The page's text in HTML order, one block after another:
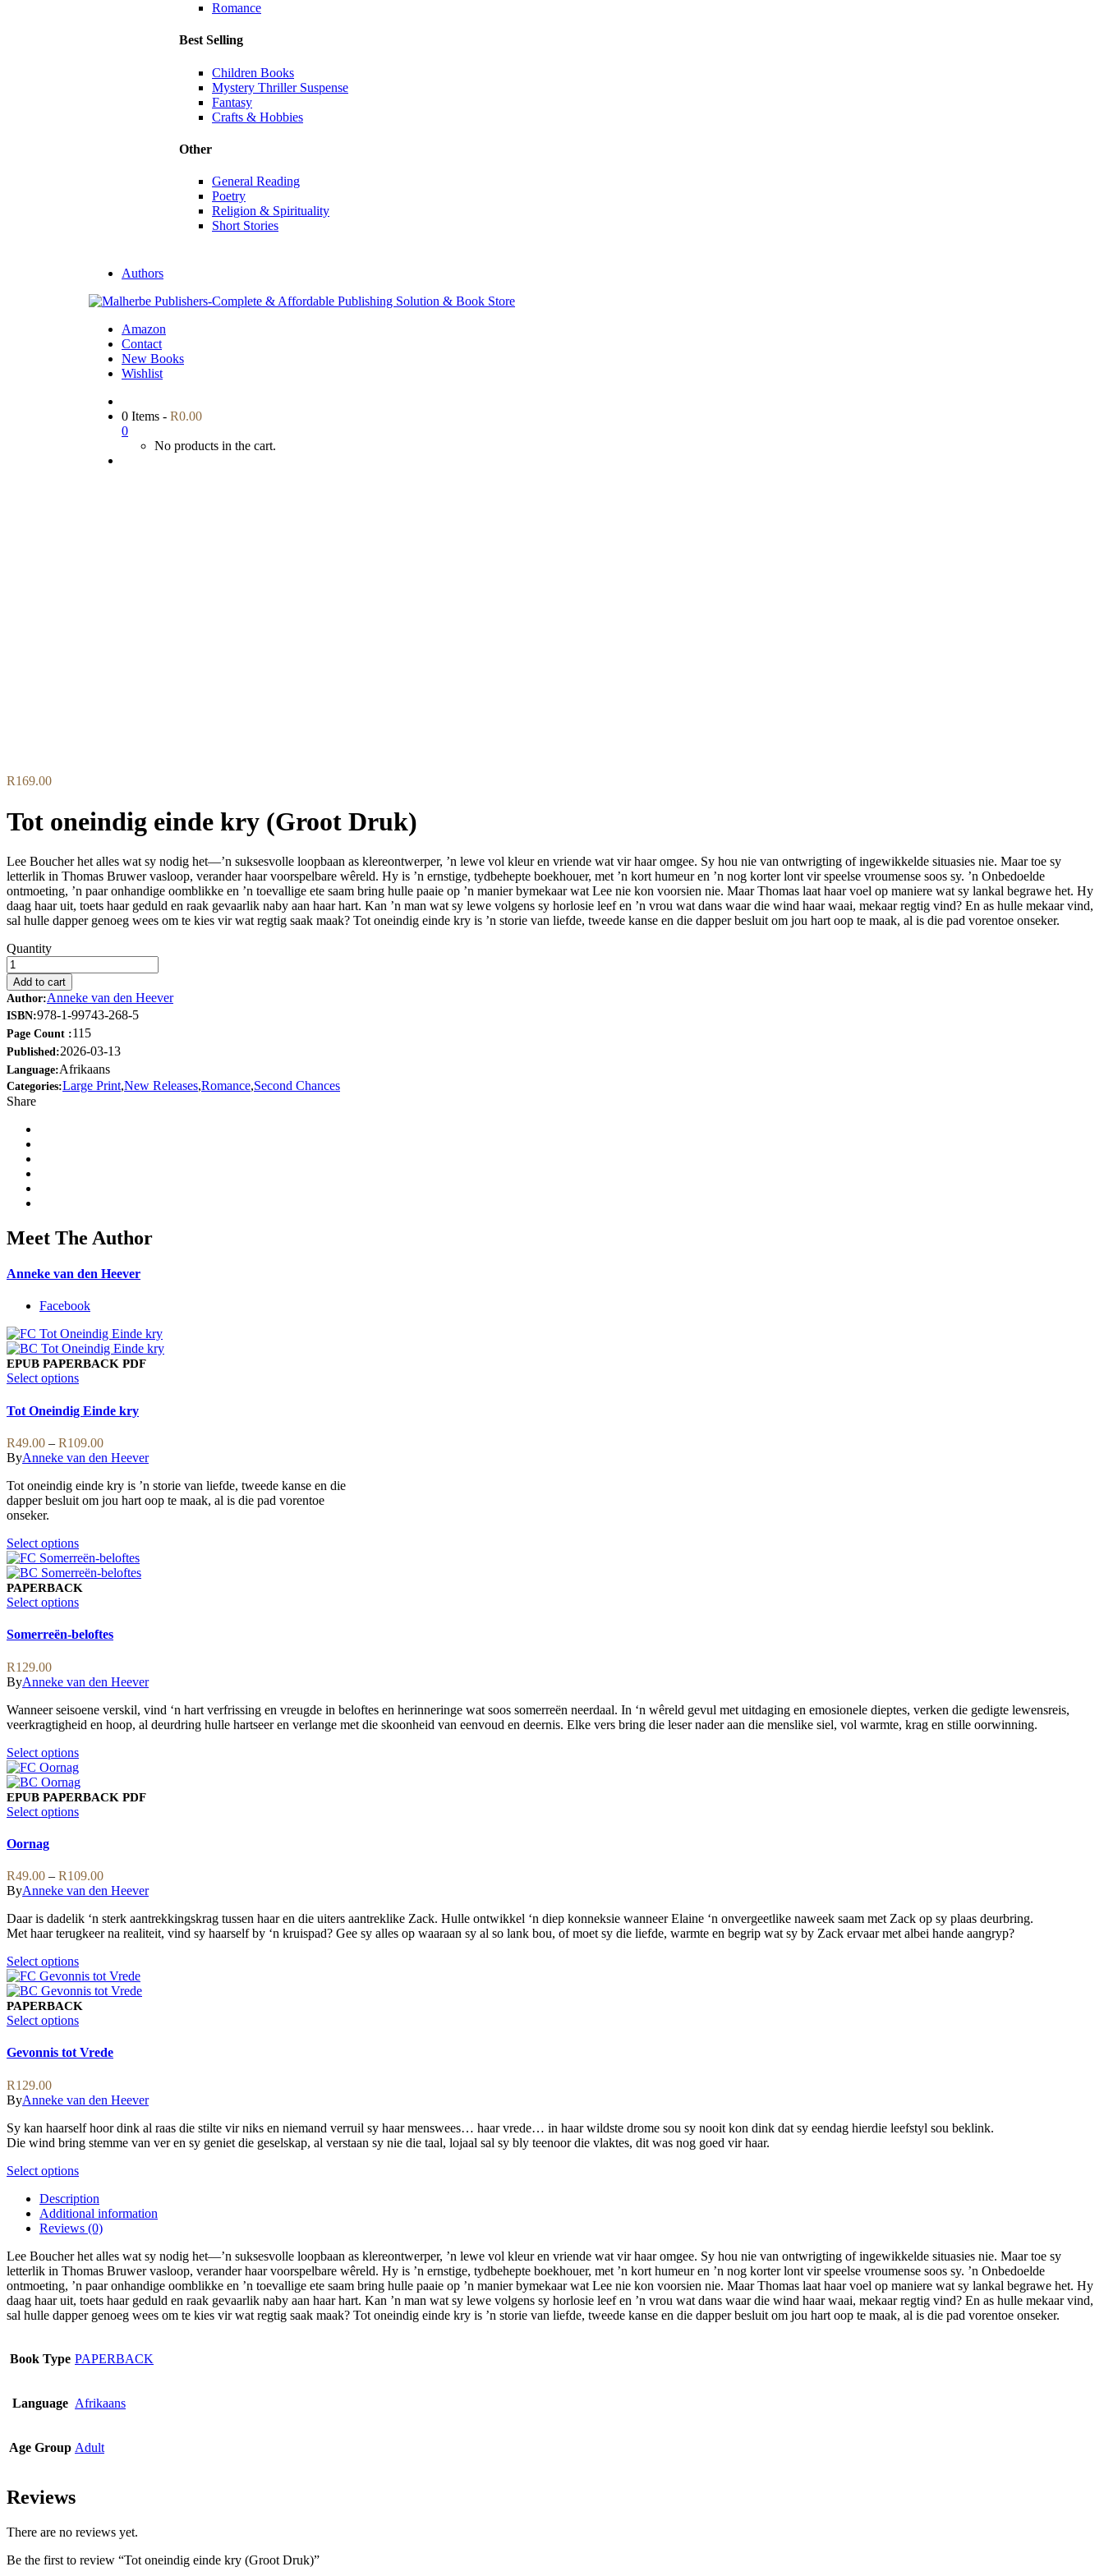
Romance
Best Selling
Children Books
Mystery Thriller Suspense
Fantasy
Crafts & Hobbies
Other
General Reading
Poetry
Religion & Spirituality
Short Stories
Authors
Amazon
Contact
New Books
Wishlist
0 Items - R0.00
0
No products in the cart.
R169.00
Tot oneindig einde kry (Groot Druk)
Lee Boucher het alles wat sy nodig het—’n suksesvolle loopbaan as klereontwerper, ’n lewe vol kleur en vriende wat vir haar omgee. Sy hou nie van ontwrigting of ingewikkelde situasies nie. Maar toe sy
letterlik in Thomas Bruwer vasloop, verander haar voorspelbare wêreld. Hy is ’n ernstige, tydbehepte boekhouer, met ’n kort humeur en ’n nog korter lont vir speelse vroumense soos sy. ’n Onbedoelde
ontmoeting, ’n paar onhandige oomblikke en ’n toevallige ete saam bring hulle paaie op ’n manier bymekaar wat Lee nie kon voorsien nie. Maar Thomas laat haar voel op maniere wat sy lankal begrawe het. Hy
daag haar uit, toets haar geduld en raak gevaarlik naby aan haar hart. Kan ’n man wat sy lewe volgens sy horlosie leef en ’n vrou wat dans waar die wind haar waai, mekaar regtig vind? En as hulle mekaar vind,
sal hulle dapper genoeg wees om te kies vir wat regtig saak maak? Tot oneindig einde kry is ’n storie van liefde, tweede kanse en die dapper besluit om jou hart oop te maak, al is die pad vorentoe onseker.
Quantity
Add to cart
Author:Anneke van den Heever
ISBN:978-1-99743-268-5
Page Count :115
Published:2026-03-13
Language:Afrikaans
Categories:Large Print,New Releases,Romance,Second Chances
Share
Meet The Author
Anneke van den Heever
Facebook
EPUB PAPERBACK PDF
Select optionsThis
has
multiple
variants.
The
options
may
be
chosen
the
product
page
Tot Oneindig Einde kry
R49.00 – R109.00Price
range:
through
R109.00
ByAnneke van den Heever
Tot oneindig einde kry is ’n storie van liefde, tweede kanse en die
dapper besluit om jou hart oop te maak, al is die pad vorentoe
onseker.
Select optionsThis
product
has
multiple
variants.
options
chosen
on
the
product
PAPERBACK
Select optionsThis
has
The
options
may
be
on
the
product
page
Somerreën-beloftes
R129.00
ByAnneke van den Heever
Wanneer seisoene verskil, vind ‘n hart verfrissing en vreugde in beloftes en herinneringe wat soos somerreën neerdaal. In ‘n wêreld gevul met uitdaging en emosionele dieptes, verken die gedigte lewensreis,
veerkragtigheid en hoop, al deurdring hulle hartseer en verlange met die skoonheid van eenvoud en deernis. Elke vers bring die leser nader aan die menslike siel, vol warmte, krag en stille oorwinning.
Select optionsThis
product
has
multiple
variants.
be
chosen
on
the
product
page
EPUB PAPERBACK PDF
Select optionsThis
variants.
The
options
may
be
chosen
on
the
product
page
Oornag
R49.00 – R109.00Price
range:
through
R109.00
ByAnneke van den Heever
Daar is dadelik ‘n sterk aantrekkingskrag tussen haar en die uiters aantreklike Zack. Hulle ontwikkel ‘n diep konneksie wanneer Elaine ‘n onvergeetlike naweek saam met Zack op sy plaas deurbring.
Met haar terugkeer na realiteit, vind sy haarself by ‘n kruispad? Gee sy alles op waaraan sy al so lank bou, of moet sy die liefde, warmte en begrip wat sy by Zack ervaar met albei hande aangryp?
Select optionsThis
product
has
multiple
variants.
options
chosen
on
the
product
page
PAPERBACK
Select optionsThis
has
The
options
may
be
chosen
on
product
page
Gevonnis tot Vrede
R129.00
ByAnneke van den Heever
Sy kan haarself hoor dink al raas die stilte vir niks en niemand verruil sy haar menswees… haar vrede… in haar wildste drome sou sy nooit kon dink dat sy eendag hierdie leefstyl sou beklink.
Die wind bring stemme van ver en sy geniet die geselskap, al verstaan sy nie die taal, lojaal sal sy bly teenoor die vlaktes, dit was nog goed vir haar.
Select optionsThis
has
multiple
variants.
options
may
be
chosen
on
page
Description
Additional information
Reviews (0)
Lee Boucher het alles wat sy nodig het—’n suksesvolle loopbaan as klereontwerper, ’n lewe vol kleur en vriende wat vir haar omgee. Sy hou nie van ontwrigting of ingewikkelde situasies nie. Maar toe sy
letterlik in Thomas Bruwer vasloop, verander haar voorspelbare wêreld. Hy is ’n ernstige, tydbehepte boekhouer, met ’n kort humeur en ’n nog korter lont vir speelse vroumense soos sy. ’n Onbedoelde
ontmoeting, ’n paar onhandige oomblikke en ’n toevallige ete saam bring hulle paaie op ’n manier bymekaar wat Lee nie kon voorsien nie. Maar Thomas laat haar voel op maniere wat sy lankal begrawe het. Hy
daag haar uit, toets haar geduld en raak gevaarlik naby aan haar hart. Kan ’n man wat sy lewe volgens sy horlosie leef en ’n vrou wat dans waar die wind haar waai, mekaar regtig vind? En as hulle mekaar vind,
sal hulle dapper genoeg wees om te kies vir wat regtig saak maak? Tot oneindig einde kry is ’n storie van liefde, tweede kanse en die dapper besluit om jou hart oop te maak, al is die pad vorentoe onseker.
Book Type PAPERBACK
Language Afrikaans
Age Group Adult
Reviews
There are no reviews yet.
Be the first to review “Tot oneindig einde kry (Groot Druk)”